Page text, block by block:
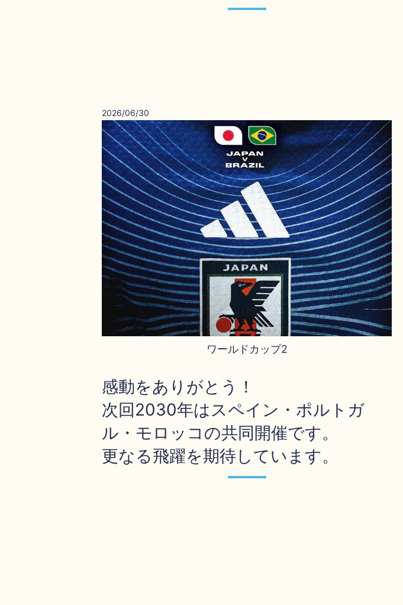
2026/06/30
ワールドカップ2
感動をありがとう！
次回2030年はスペイン・ポルトガ
ル・モロッコの共同開催です。
更なる飛躍を期待しています。